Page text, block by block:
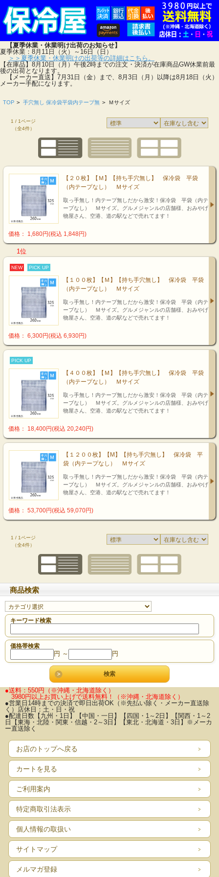
【夏季休業・休業明け出荷のお知らせ】
夏季休業：8月11日（火）～16日（日）
＞＞夏季休業・休業明けの出荷等の詳細はこちら。
【在庫品】8月10日（月）午後2時までの注文・決済が在庫商品GW休業前最
後の出荷となります。
【メーカー直送】7月31日（金）まで、8月3日（月）以降は8月18日（火）
メーカー手配になります。
TOP > 手穴無し 保冷袋平袋内テープ無 > Ｍサイズ
1 / 1ページ
（全4件）
【２０枚】【Ｍ】【持ち手穴無し】 保冷袋 平袋
（内テープなし） Ｍサイズ
取っ手無し！内テープ無しだから激安！保冷袋 平袋（内テ
ープなし） Ｍサイズ。グルメジャンルの店舗様、おみやげ
物屋さん、空港、道の駅などで売れてます！
価格： 1,680円(税込 1,848円)
1位
NEW PICK UP
【１００枚】【Ｍ】【持ち手穴無し】 保冷袋 平袋
（内テープなし） Ｍサイズ
取っ手無し！内テープ無しだから激安！保冷袋 平袋（内テ
ープなし） Ｍサイズ。グルメジャンルの店舗様、おみやげ
物屋さん、空港、道の駅などで売れてます！
価格： 6,300円(税込 6,930円)
PICK UP
【４００枚】【Ｍ】【持ち手穴無し】 保冷袋 平袋
（内テープなし） Ｍサイズ
取っ手無し！内テープ無しだから激安！保冷袋 平袋（内テ
ープなし） Ｍサイズ。グルメジャンルの店舗様、おみやげ
物屋さん、空港、道の駅などで売れてます！
価格： 18,400円(税込 20,240円)
【１２００枚】【M】【持ち手穴無し】 保冷袋 平
袋（内テープなし） Ｍサイズ
取っ手無し！内テープ無しだから激安！保冷袋 平袋（内テ
ープなし） Ｍサイズ。グルメジャンルの店舗様、おみやげ
物屋さん、空港、道の駅などで売れてます！
価格： 53,700円(税込 59,070円)
1 / 1ページ
（全4件）
商品検索
キーワード検索
価格帯検索
円 ～ 円
●送料：550円（※沖縄・北海道除く）
3980円以上お買い上げで送料無料！
（※沖縄・北海道除く）
●営業日14時までの決済で即日出荷OK（※先払い除く・メーカー直送除
く）店休日：土・日・祝
●配達日数【九州・1日】【中国・一日】【四国・1～2日】【関西・1～2
日【東海・北陸・関東・信越・2～3日】【東北・北海道・3日】※メーカ
ー直送除く
お店のトップへ戻る
カートを見る
ご利用案内
特定商取引法表示
個人情報の取扱い
サイトマップ
メルマガ登録